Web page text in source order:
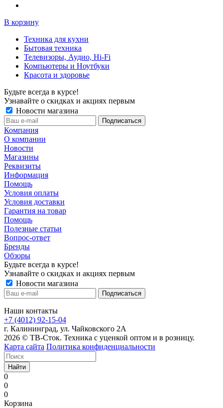
В корзину
Техника для кухни
Бытовая техника
Телевизоры, Аудио, Hi-Fi
Компьютеры и Ноутбуки
Красота и здоровье
Будьте всегда в курсе!
Узнавайте о скидках и акциях первым
Новости магазина
Компания
О компании
Новости
Магазины
Реквизиты
Информация
Помощь
Условия оплаты
Условия доставки
Гарантия на товар
Помощь
Полезные статьи
Вопрос-ответ
Бренды
Обзоры
Будьте всегда в курсе!
Узнавайте о скидках и акциях первым
Новости магазина
Наши контакты
+7 (4012) 92-15-04
г. Калининград, ул. Чайковского 2А
2026 © ТВ-Сток. Техника с уценкой оптом и в розницу.
Карта сайта Политика конфиденциальности
Найти
0
0
0
Корзина